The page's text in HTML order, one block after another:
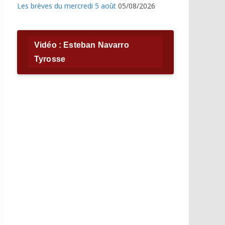
Les brèves du mercredi 5 août 05/08/2026
Vidéo : Esteban Navarro
Tyrosse